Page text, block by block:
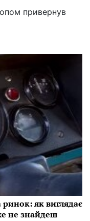
привернув
ринок: як виглядає
не знайдеш